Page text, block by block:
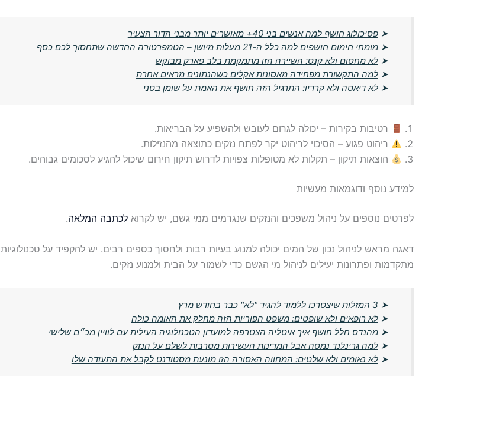
➤פסיכולוג חושף למה אנשים בני 40+ מאושרים יותר מבני הדור הצעיר
➤מומחי חימום חושפים למה כלל ה-21 מעלות מיושן – הטמפרטורה החדשה שתחסוך לכם כסף
➤לא מחסום ולא קנס: השיירה הזו מתמקמת בלב פארק מבוקש
➤למה התקשורת מפחידה מאסונות אקלים כשהנתונים מראים אחרת
➤לא דיאטה ולא קרדיו: התרגיל הזה חושף את האמת על שומן בטני
רטיבות בקירות – יכולה לגרום לעובש ולהשפיע על הבריאות.
ריהוט פגוע – הסיכוי לריהוט יקר לפתח נזקים כתוצאה מהנזילות.
הוצאות תיקון – תקלות לא מטופלות צפויות לדרוש תיקון חירום שיכול להגיע לסכומים גבוהים.
למידע נוסף ודוגמאות מעשיות
לפרטים נוספים על ניהול משפכים והנזקים שנגרמים ממי גשם, יש לקרוא לכתבה המלאה.
דאגה מראש לניהול נכון של המים יכולה למנוע בעיות רבות ולחסוך כספים רבים. יש להקפיד על טכנולוגיות
מתקדמות ופתרונות יעילים לניהול מי הגשם כדי לשמור על הבית ולמנוע נזקים.
➤ 3 המזלות שיצטרכו ללמוד להגיד "לא" כבר בחודש מרץ
➤לא רופאים ולא שופטים: משפט הפוריות הזה מחלק את האומה כולה
➤מהנדס חלל חושף איך איטליה הצטרפה למועדון הטכנולוגיה העילית עם לוויין מכ״ם שלישי
➤למה גרינלנד נמסה אבל המדינות העשירות מסרבות לשלם על הנזק
➤לא נאומים ולא שלטים: המחווה האסורה הזו מונעת מסטודנט לקבל את התעודה שלו